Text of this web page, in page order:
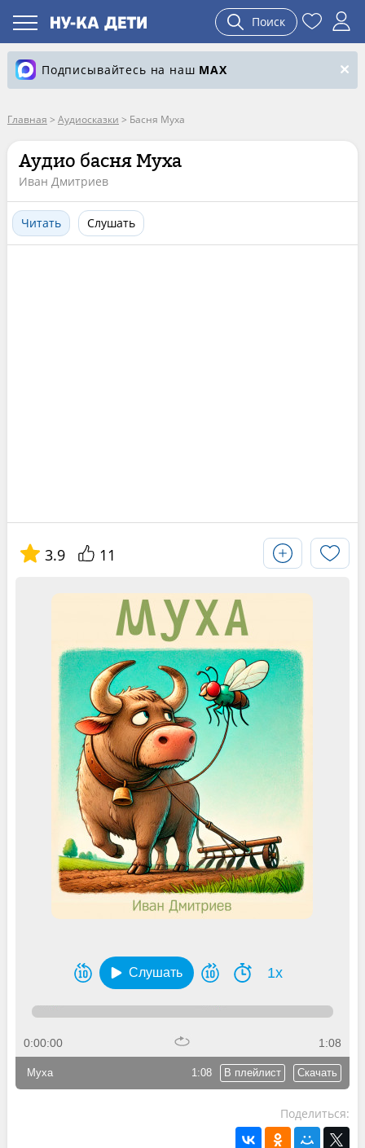
Поиск
Подписывайтесь на наш MAX
Главная > Аудиосказки > Басня Муха
Аудио басня Муха
Иван Дмитриев
Читать Слушать
3.9 11
Слушать 1x
0:00:00 1:08
1:08 В плейлист Скачать
Муха
Поделиться: